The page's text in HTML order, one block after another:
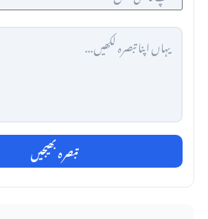
تبصرہ بھیجیں